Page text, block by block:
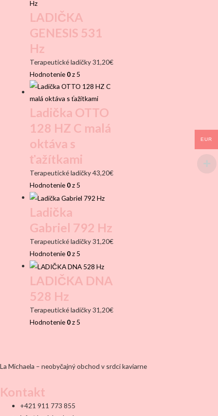
LADIČKA
GENESIS 531
Hz
Terapeutické ladičky31,20€
Hodnotenie 0z 5
Ladička OTTO
128 HZ C malá
oktáva s
ťažítkami
Terapeutické ladičky43,20€
Hodnotenie 0z 5
Ladička
Gabriel 792 Hz
Terapeutické ladičky31,20€
Hodnotenie 0z 5
LADIČKA DNA
528 Hz
Terapeutické ladičky31,20€
Hodnotenie 0z 5
La Michaela – neobyčajný obchod v srdci kaviarne
Kontakt
+421 911 773 855
EUR